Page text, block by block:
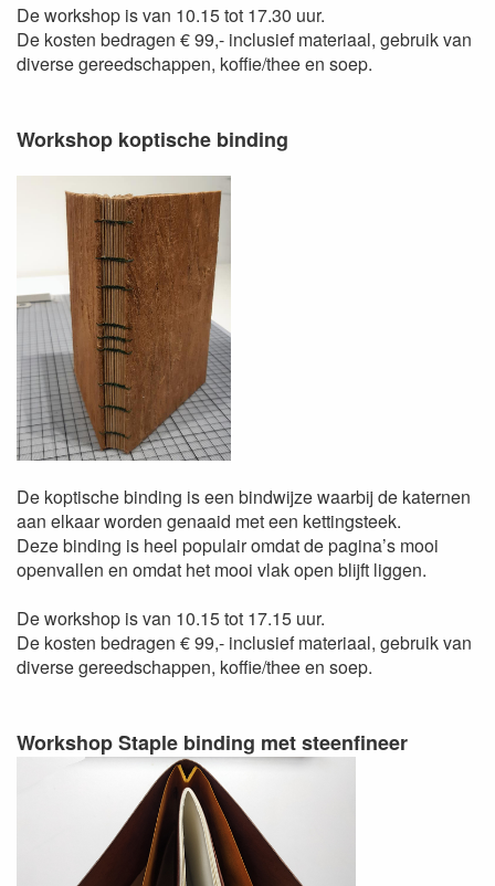
De workshop is van 10.15 tot 17.30 uur.
De kosten bedragen € 99,- inclusief materiaal, gebruik van
diverse gereedschappen, koffie/thee en soep.
Workshop koptische binding
De koptische binding is een bindwijze waarbij de katernen
aan elkaar worden genaaid met een kettingsteek.
Deze binding is heel populair omdat de pagina’s mooi
openvallen en omdat het mooi vlak open blijft liggen.
De workshop is van 10.15 tot 17.15 uur.
De kosten bedragen € 99,- inclusief materiaal, gebruik van
diverse gereedschappen, koffie/thee en soep.
Workshop Staple binding met steenfineer